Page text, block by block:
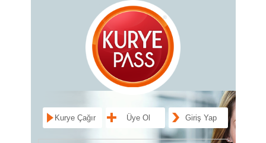
Kurye Çağır Üye Ol Giriş Yap